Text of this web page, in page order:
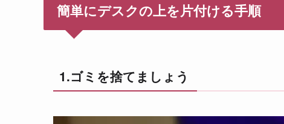
簡単にデスクの上を片付ける手順
1.ゴミを捨てましょう